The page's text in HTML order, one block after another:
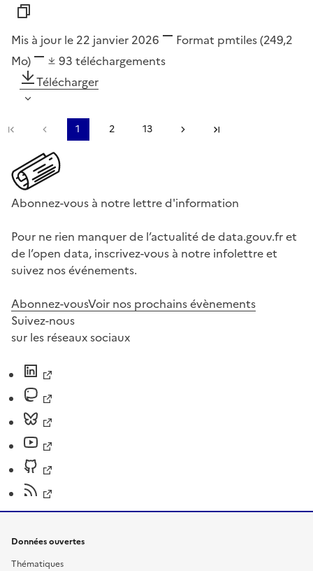
Mis à jour le 22 janvier 2026 Format pmtiles(249,2
Mo)
93 téléchargements
Télécharger
Première pagePage précédente
1 2 13 Page suivante
Abonnez-vous à notre lettre d'information
Pour ne rien manquer de l’actualité de data.gouv.fr et
de l’open data, inscrivez-vous à notre infolettre et
suivez nos événements.
Abonnez-vousVoir nos prochains évènements
Suivez-nous
sur les réseaux sociaux
Données ouvertes
Thématiques